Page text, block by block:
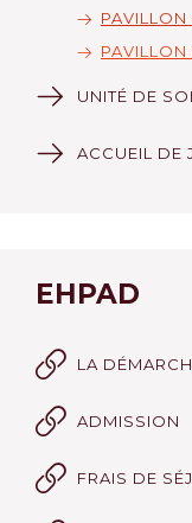
UNITÉ DE
ACCUEIL DE
EHPAD
LA
ADMISSION
FRAIS DE